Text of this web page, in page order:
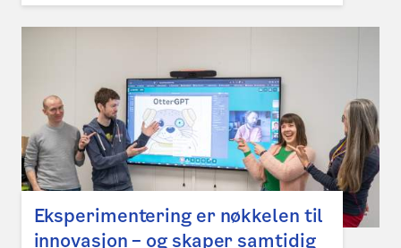
Eksperimentering er nøkkelen til
innovasjon – og skaper samtidig